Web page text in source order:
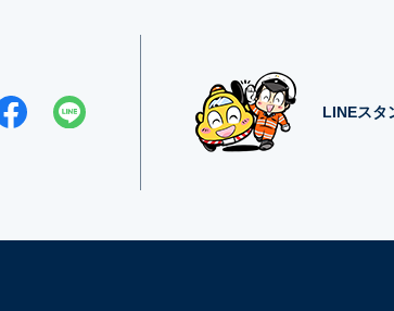
LINEスタ